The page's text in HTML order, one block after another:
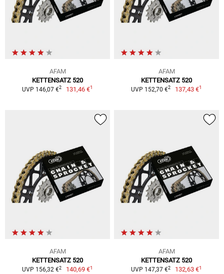
AFAM
KETTENSATZ 520
UVP 146,07 €2 131,46 €1
AFAM
KETTENSATZ 520
UVP 152,70 €2 137,43 €1
AFAM
KETTENSATZ 520
UVP 156,32 €2 140,69 €1
AFAM
KETTENSATZ 520
UVP 147,37 €2 132,63 €1